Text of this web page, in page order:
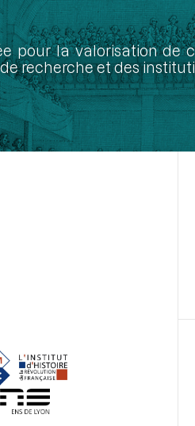
pour la valorisation de
recherche et des